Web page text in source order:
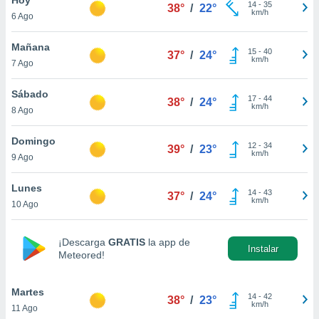
y
en
más
de
cookies
aceptar
6 Ago
38° / 22° 14- 35
km/h
Mañana
7 Ago
37° / 24° 15- 40
km/h
Sábado
8 Ago
38° / 24° 17- 44
km/h
Domingo
9 Ago
39° / 23° 12- 34
km/h
Lunes
10 Ago
37° / 24° 14- 43
km/h
¡Descarga GRATIS la app de
Meteored!
Instalar
Martes
11 Ago
38° / 23° 14- 42
km/h